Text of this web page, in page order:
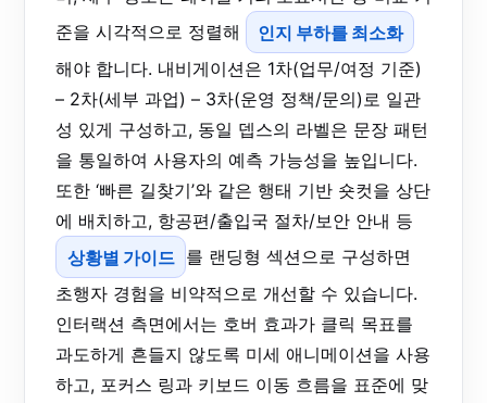
준을 시각적으로 정렬해
인지 부하를 최소화
해야 합니다. 내비게이션은 1차(업무/여정 기준)
– 2차(세부 과업) – 3차(운영 정책/문의)로 일관
성 있게 구성하고, 동일 뎁스의 라벨은 문장 패턴
을 통일하여 사용자의 예측 가능성을 높입니다.
또한 ‘빠른 길찾기’와 같은 행태 기반 숏컷을 상단
에 배치하고, 항공편/출입국 절차/보안 안내 등
상황별 가이드 를 랜딩형 섹션으로 구성하면
초행자 경험을 비약적으로 개선할 수 있습니다.
인터랙션 측면에서는 호버 효과가 클릭 목표를
과도하게 흔들지 않도록 미세 애니메이션을 사용
하고, 포커스 링과 키보드 이동 흐름을 표준에 맞